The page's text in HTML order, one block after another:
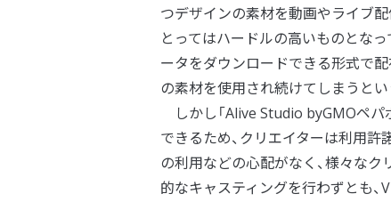
つデザインの素材を動画やライブ
とってはハードルの高いものとな
ータをダウンロードできる形式で配
の素材を使用され続けてしまうとい
しかし「Alive Studio byGMOペ
できるため、クリエイターは利用
の利用などの心配がなく、様々な
的なキャスティングを行わずとも